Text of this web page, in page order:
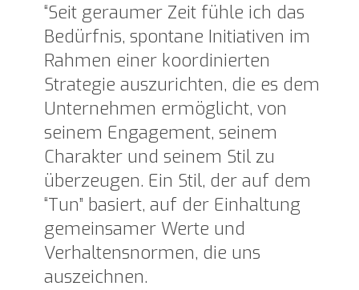
“Seit geraumer Zeit fühle ich das
Bedürfnis, spontane Initiativen im
Rahmen einer koordinierten
Strategie auszurichten, die es dem
Unternehmen ermöglicht, von
seinem Engagement, seinem
Charakter und seinem Stil zu
überzeugen. Ein Stil, der auf dem
“Tun” basiert, auf der Einhaltung
gemeinsamer Werte und
Verhaltensnormen, die uns
auszeichnen.